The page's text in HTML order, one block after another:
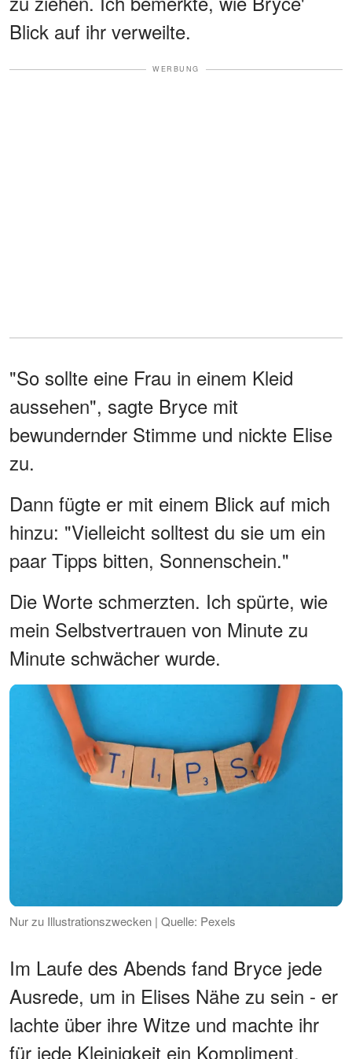
Blick auf ihr verweilte.
WERBUNG
"So sollte eine Frau in einem Kleid
aussehen", sagte Bryce mit
bewundernder Stimme und nickte Elise
zu.
Dann fügte er mit einem Blick auf mich
hinzu: "Vielleicht solltest du sie um ein
paar Tipps bitten, Sonnenschein."
Die Worte schmerzten. Ich spürte, wie
mein Selbstvertrauen von Minute zu
Minute schwächer wurde.
Nur zu Illustrationszwecken | Quelle: Pexels
Im Laufe des Abends fand Bryce jede
Ausrede, um in Elises Nähe zu sein - er
lachte über ihre Witze und machte ihr
für jede Kleinigkeit ein Kompliment,